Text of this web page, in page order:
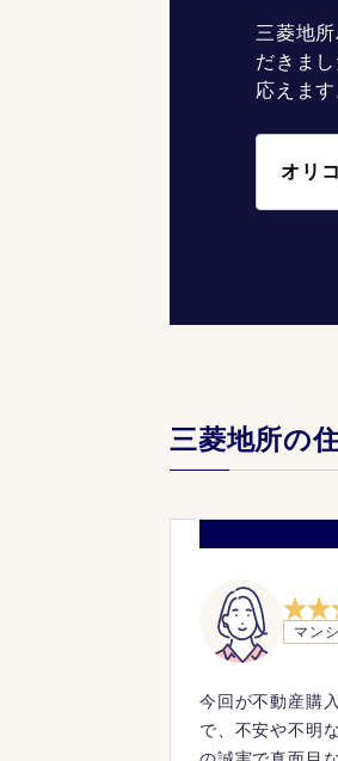
三菱地
だきま
応えます
オリ
三菱地所の
マン
今回が不動産購
で、不安や不明